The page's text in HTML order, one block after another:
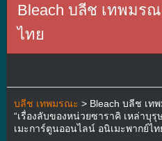
Bleach บลีช เทพมร
ไทย
บลีช เทพมรณะ > Bleach บลีช เท
“เรื่องลับของหน่วยซาราคิ เหล่าบุ
เมะการ์ตูนออนไลน์ อนิเมะพากย์ไ